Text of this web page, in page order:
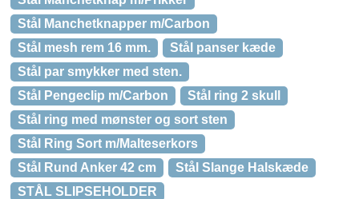
Stål Manchetknapper m/Carbon
Stål mesh rem 16 mm.
Stål panser kæde
Stål par smykker med sten.
Stål Pengeclip m/Carbon
Stål ring 2 skull
Stål ring med mønster og sort sten
Stål Ring Sort m/Malteserkors
Stål Rund Anker 42 cm
Stål Slange Halskæde
STÅL SLIPSEHOLDER